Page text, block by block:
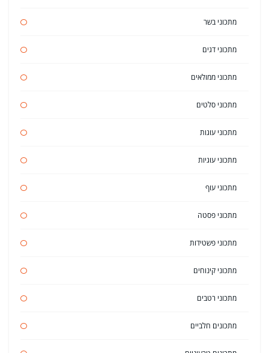
מתכוני בשר
מתכוני דגים
מתכוני ממולאים
מתכוני סלטים
מתכוני עוגות
מתכוני עוגיות
מתכוני עוף
מתכוני פסטה
מתכוני פשטידות
מתכוני קינוחים
מתכוני רטבים
מתכונים חלביים